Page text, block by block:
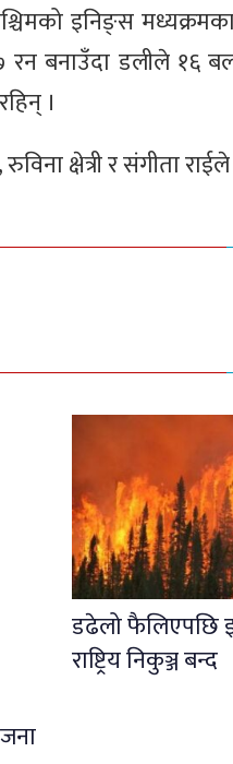
इनिङ्स
बनाउँदा डलीले १६
।
क्षेत्री र संगीता
डढेलो फैलिएपछि
राष्ट्रिय निकुञ्ज बन्द